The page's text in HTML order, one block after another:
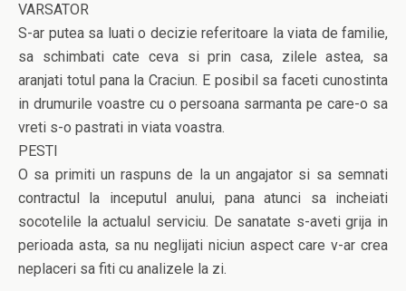
VARSATOR
S-ar putea sa luati o decizie referitoare la viata de familie,
sa schimbati cate ceva si prin casa, zilele astea, sa
aranjati totul pana la Craciun. E posibil sa faceti cunostinta
in drumurile voastre cu o persoana sarmanta pe care-o sa
vreti s-o pastrati in viata voastra.
PESTI
O sa primiti un raspuns de la un angajator si sa semnati
contractul la inceputul anului, pana atunci sa incheiati
socotelile la actualul serviciu. De sanatate s-aveti grija in
perioada asta, sa nu neglijati niciun aspect care v-ar crea
neplaceri sa fiti cu analizele la zi.